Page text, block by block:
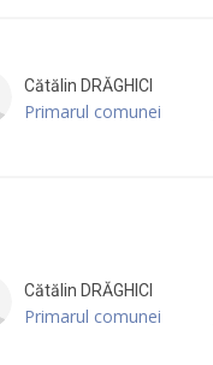
Cătălin DRĂGHICI
Primarul comunei
Cătălin DRĂGHICI
Primarul comunei